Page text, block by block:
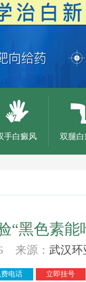
手白癜风 双腿
“黑色素能
来源： 武汉环
费电话 立即挂号